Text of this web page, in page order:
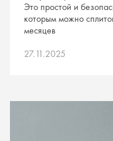
Это простой и
которым можно
месяцев
27.11.2025